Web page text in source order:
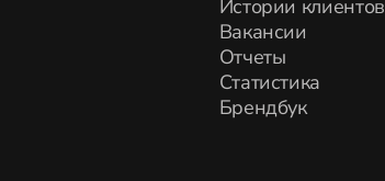
Истории клиентов
Вакансии
Отчеты
Статистика
Брендбук